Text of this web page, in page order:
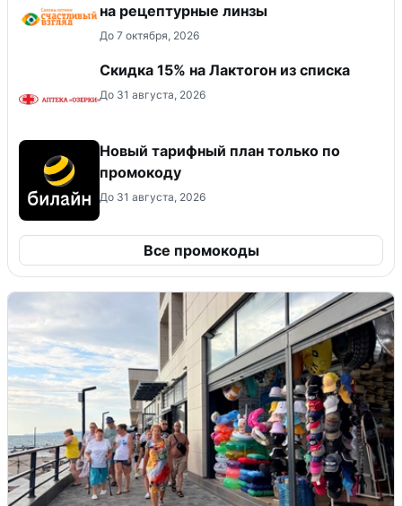
на рецептурные линзы
До 7 октября, 2026
Скидка 15% на Лактогон из списка
До 31 августа, 2026
Новый тарифный план только по
промокоду
До 31 августа, 2026
Все промокоды